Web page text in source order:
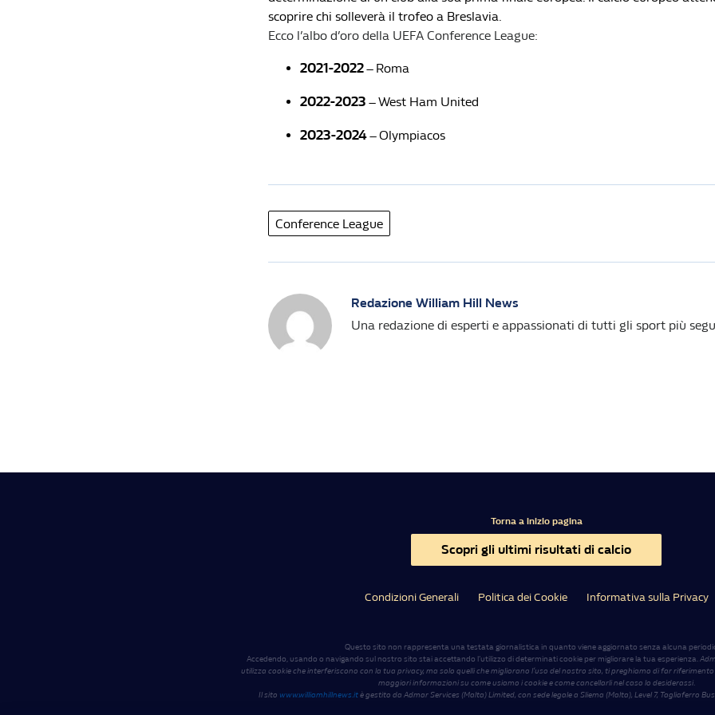
scoprire chi solleverà il trofeo a Breslavia.
Ecco l’albo d’oro della UEFA Conference League:
2021-2022– Roma
2022-2023 – West Ham United
2023-2024– Olympiacos
Conference League
Redazione William Hill News
Una redazione di esperti e appassionati di tutti gli sport più
Torna a inizio pagina
Scopri gli ultimi risultati di calcio
Condizioni Generali Politica dei Cookie Informativa sulla Privacy
Questo sito non rappresenta una testata giornalistica in quanto viene aggiornato senza alcuna
Accedendo, usando o navigando sul nostro sito stai accettando l’utilizzo di determinati cookie per migliorare la tua esperienza.
utilizza cookie che interferiscono con la tua privacy, ma solo quelli che migliorano l’uso del nostro sito, ti preghiamo di far riferimento
maggiori informazioni su come usiamo i cookie e come cancellarli nel caso lo desiderassi.
Il sito www.williamhillnews.itè gestito da Admar Services (Malta) Limited, con sede legale a Sliema (Malta), Level 7, Tagliaferro